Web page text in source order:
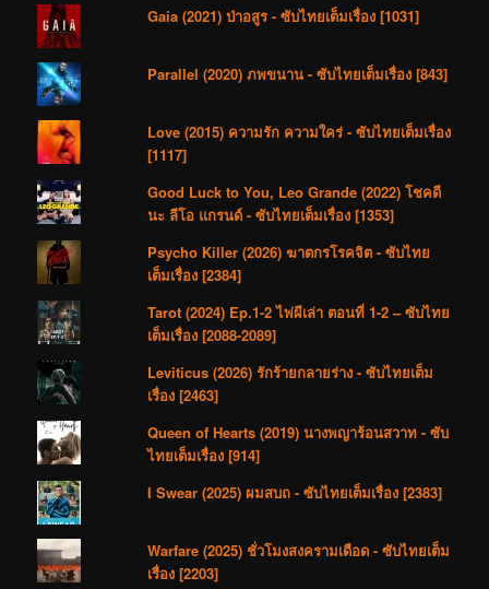
Gaia (2021) ป่าอสูร - ซับไทยเต็มเรื่อง [1031]
Parallel (2020) ภพขนาน - ซับไทยเต็มเรื่อง [843]
Love (2015) ความรัก ความใคร่ - ซับไทยเต็มเรื่อง
[1117]
Good Luck to You, Leo Grande (2022) โชคดี
นะ ลีโอ แกรนด์ - ซับไทยเต็มเรื่อง [1353]
Psycho Killer (2026) ฆาตกรโรคจิต - ซับไทย
เต็มเรื่อง [2384]
Tarot (2024) Ep.1-2 ไพ่ผีเล่า ตอนที่ 1-2 – ซับไทย
เต็มเรื่อง [2088-2089]
Leviticus (2026) รักร้ายกลายร่าง - ซับไทยเต็ม
เรื่อง [2463]
Queen of Hearts (2019) นางพญาร้อนสวาท - ซับ
ไทยเต็มเรื่อง [914]
I Swear (2025) ผมสบถ - ซับไทยเต็มเรื่อง [2383]
Warfare (2025) ชั่วโมงสงครามเดือด - ซับไทยเต็ม
เรื่อง [2203]